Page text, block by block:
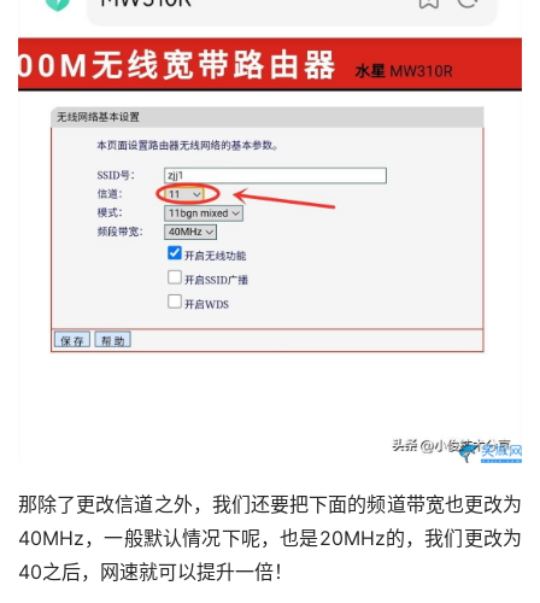
那除了更改信道之外，我们还要把下面的频道带宽也更改为
40MHz，一般默认情况下呢，也是20MHz的，我们更改为
40之后，网速就可以提升一倍！